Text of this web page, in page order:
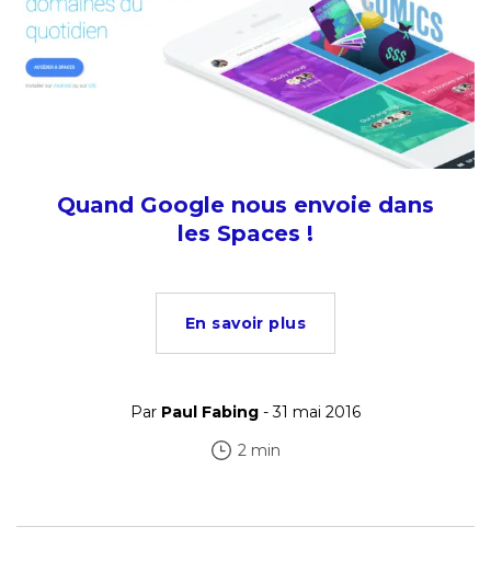
Quand Google nous envoie dans
les Spaces !
En savoir plus
Par Paul Fabing - 31 mai 2016
2 min